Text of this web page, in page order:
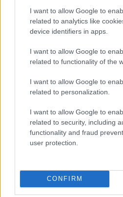
I want to allow Google to
related to analytics like
device identifiers in apps.
I want to allow Google to
related to functionality of the
I want to allow Google to
related to personalization.
I want to allow Google to
related to security, including
functionality and fraud
user protection.
CONFIRM
Paris Saint-
Manchester
Felkészülési szezon 4. mérkőzés
Nya Ullevi, Göteborg
Leeds Unitedvs Manchester United
AC MilanvsManchester United2026-
Támogatás